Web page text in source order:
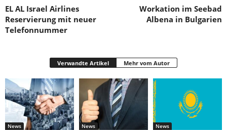
EL AL Israel Airlines
Reservierung mit neuer
Telefonnummer
Workation im Seebad
Albena in Bulgarien
Verwandte Artikel Mehr vom Autor
News News News